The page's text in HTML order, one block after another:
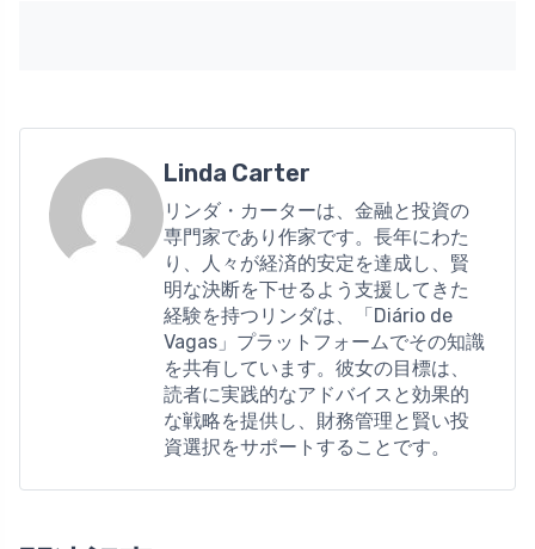
Linda Carter
リンダ・カーターは、金融と投資の
専門家であり作家です。長年にわた
り、人々が経済的安定を達成し、賢
明な決断を下せるよう支援してきた
経験を持つリンダは、「Diário de
Vagas」プラットフォームでその知識
を共有しています。彼女の目標は、
読者に実践的なアドバイスと効果的
な戦略を提供し、財務管理と賢い投
資選択をサポートすることです。